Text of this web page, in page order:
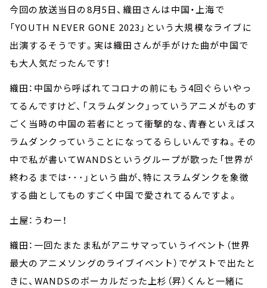
今回の放送当日の8月5日、織田さんは中国・上海で
「YOUTH NEVER GONE 2023」という大規模なライブに
出演するそうです。実は織田さんが手がけた曲が中国で
も大人気だったんです！
織田：中国から呼ばれてコロナの前にもう4回ぐらいやっ
てるんですけど、「スラムダンク」っていうアニメがものす
ごく当時の中国の若者にとって衝撃的な、青春といえばス
ラムダンクっていうことになってるらしいんですね。その
中で私が書いてWANDSというグループが歌った「世界が
終わるまでは･･･」という曲が、特にスラムダンクを象徴
する曲としてものすごく中国で愛されてるんですよ。
土屋：うわー！
織田：一回たまたま私がアニサマっていうイベント（世界
最大のアニメソングのライブイベント）でゲストで出たと
きに、WANDSのボーカルだった上杉（昇）くんと一緒に